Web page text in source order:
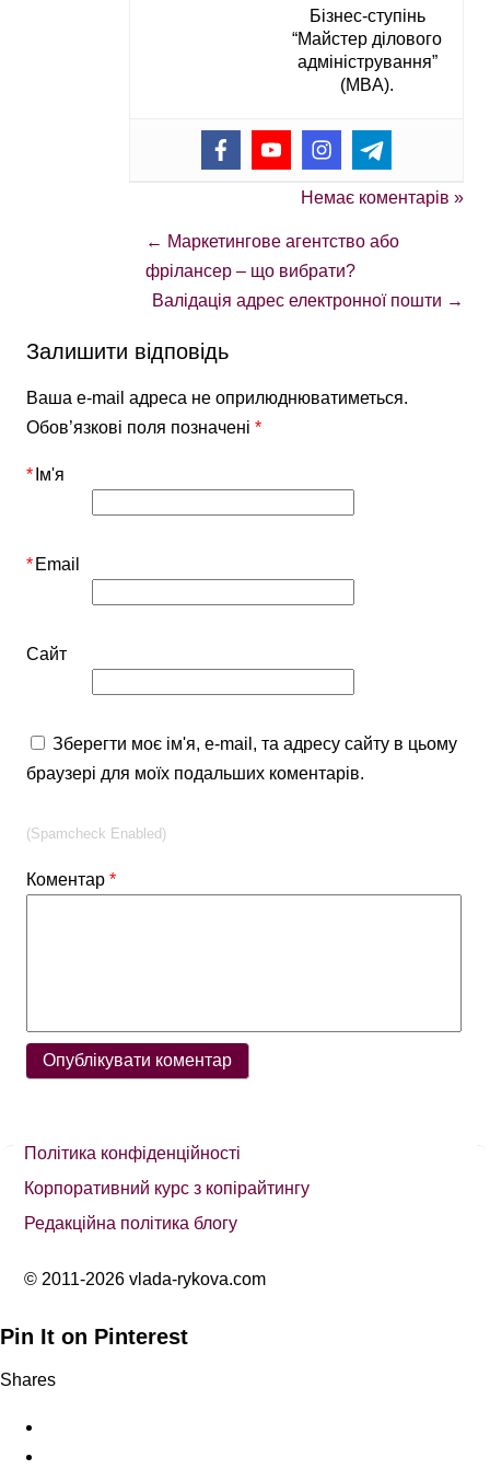
Бізнес-ступінь
“Майстер ділового
адміністрування”
(MBA).
Немає коментарів »
← Маркетингове агентство або
фрілансер – що вибрати?
Валідація адрес електронної пошти →
Залишити відповідь
Ваша e-mail адреса не оприлюднюватиметься.
Обов’язкові поля позначені*
Коментар*
Ім'я
*
Email
*
Сайт
Зберегти моє ім'я, e-mail, та адресу сайту в цьому
браузері для моїх подальших коментарів.
(Spamcheck Enabled)
Політика конфіденційності
Корпоративний курс з копірайтингу
Редакційна політика блогу
© 2011-2026 vlada-rykova.com
Pin It on Pinterest
Shares